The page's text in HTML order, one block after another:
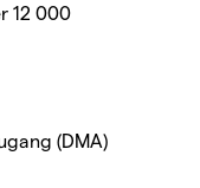
12 000
(DMA)